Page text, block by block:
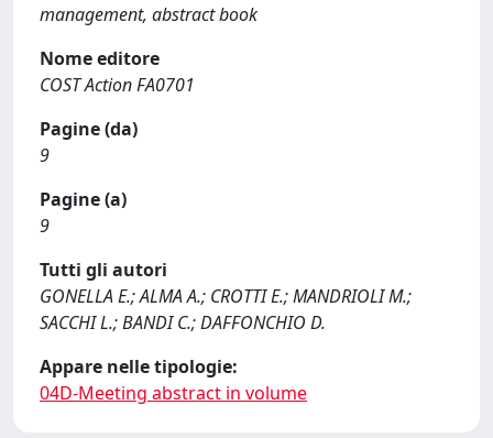
management, abstract book
Nome editore
COST Action FA0701
Pagine (da)
9
Pagine (a)
9
Tutti gli autori
GONELLA E.; ALMA A.; CROTTI E.; MANDRIOLI M.;
SACCHI L.; BANDI C.; DAFFONCHIO D.
Appare nelle tipologie:
04D-Meeting abstract in volume